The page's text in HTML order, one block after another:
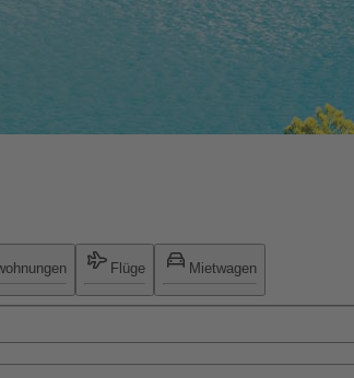
Flüge Mietwagen